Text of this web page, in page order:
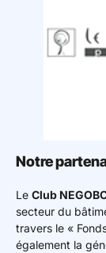
Notre
Le Club
secteur du
travers le «
également la